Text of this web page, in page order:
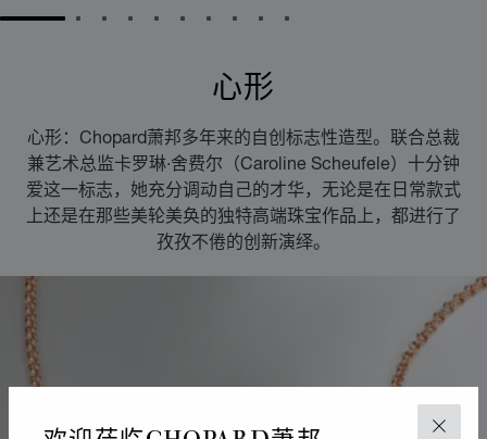
关闭
GO TO SLIDE 1GO TO SLIDE 2
GO TO SLIDE 3
GO TO SLIDE 4
GO TO SLIDE 5
GO TO SLIDE 6
GO TO SLIDE 7
GO TO SLIDE 8
GO TO SLIDE 9
GO TO SLIDE 10
心形
心形：Chopard萧邦多年来的自创标志性造型。联合总裁
兼艺术总监卡罗琳·舍费尔（Caroline Scheufele）十分钟
爱这一标志，她充分调动自己的才华，无论是在日常款式
上还是在那些美轮美奂的独特高端珠宝作品上，都进行了
孜孜不倦的创新演绎。